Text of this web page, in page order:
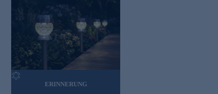
ERINNERUNG